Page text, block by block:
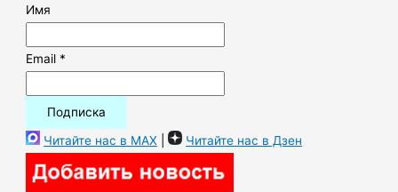
Имя
Email *
Читайте нас в MAX | Читайте нас в Дзен